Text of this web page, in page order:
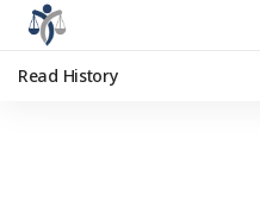
Read History